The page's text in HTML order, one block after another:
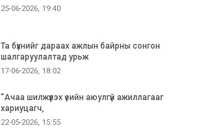
25-06-2026, 19:40
Та бүхнийг дараах ажлын байрны сонгон
шалгаруулалтад урьж
17-06-2026, 18:02
"Ачаа шилжүүлэх үеийн аюулгүй ажиллагааг
хариуцагч,
22-05-2026, 15:55